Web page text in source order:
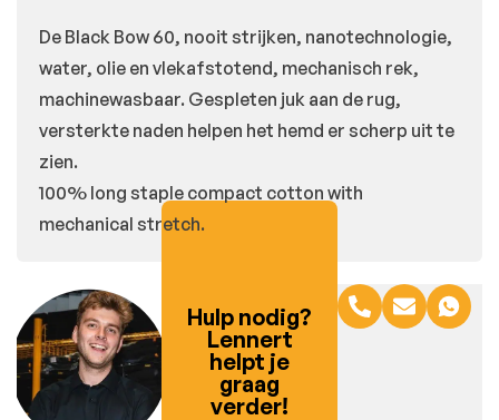
De Black Bow 60, nooit strijken, nanotechnologie,
water, olie en vlekafstotend, mechanisch rek,
machinewasbaar. Gespleten juk aan de rug,
versterkte naden helpen het hemd er scherp uit te
zien.
100% long staple compact cotton with
mechanical stretch.
Hulp nodig?
Lennert
helpt je
graag
verder!